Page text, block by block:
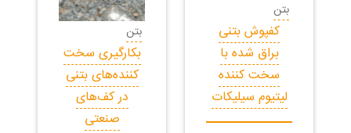
بتن
کفپوش بتنی
براق شده با
سخت کننده
لیتیوم سیلیکات
بتن
بکارگیری سخت
کننده‌های بتنی
در کف‌های
صنعتی